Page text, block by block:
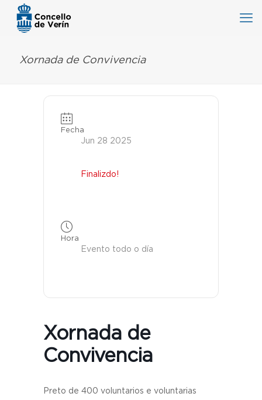
Xornada de Convivencia
Fecha
Jun 28 2025
Finalizdo!
Hora
Evento todo o día
Xornada de
Convivencia
Preto de 400 voluntarios e voluntarias